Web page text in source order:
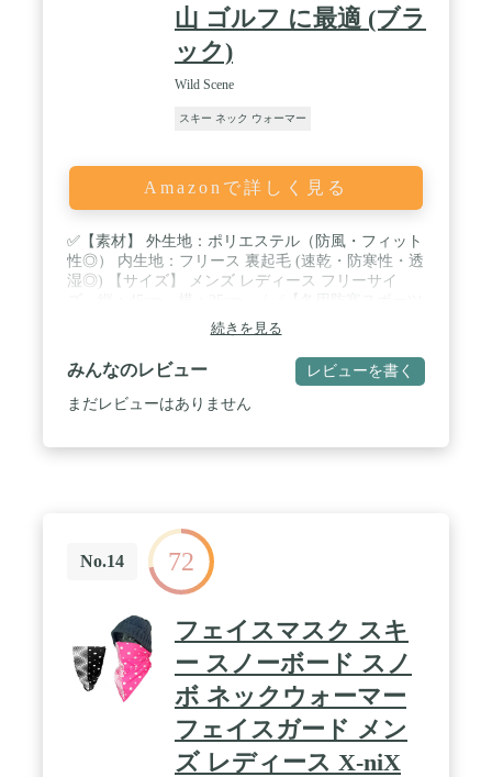
山 ゴルフ に最適 (ブラ
ック)
Wild Scene
スキー ネック ウォーマー
Amazonで詳しく見る
✅【素材】 外生地：ポリエステル（防風・フィット
性◎） 内生地：フリース 裏起毛 (速乾・防寒性・透
湿◎) 【サイズ】 メンズ レディース フリーサイ
ネックウォーマー】 薄手なのに極暖…？！矛盾を覆
す人気のネックウォーマーがWild Sceneから登
場！！ 寒い冬の季節の防寒対策には首元の保温が大
切。 Wild Sceneネックウォーマーの外生地は防風性
が高いポリエステルを採用し高フィット感を実現。
量で柔らかく伸縮性が高い長いネックゲイタータイ
プ。 運動する時によく伸びるので自由に動いてもス
トレスフリー。 通気性もよく冬のスポーツ用（スノ
ボ、スキー）アウトドア （釣り バイク用 キャンプ
登山）時の防風・保温や防寒着として活用できま
す。 / ✅【ロング丈の長いネックウォーマー＆フェ
イスカバー】 ロングで大きいサイズは首、耳、口、
鼻までゆったりと覆うことができ日焼け防止、冬の
冷たい冷気から顔全体を防寒する効果があります。
UVカット、フェイスマスク 、フェイスカバー 、フ
ェイスウォーマーとしても汎用可能です。 / ✅【無
地のシンプルデザイン】 シンプルデザインだからど
続きを見る
みんなのレビュー レビューを書く
まだレビューはありません
No.14 72
フェイスマスク スキ
ー スノーボード スノ
ボ ネックウォーマー
フェイスガード メン
ズ レディース X-niX